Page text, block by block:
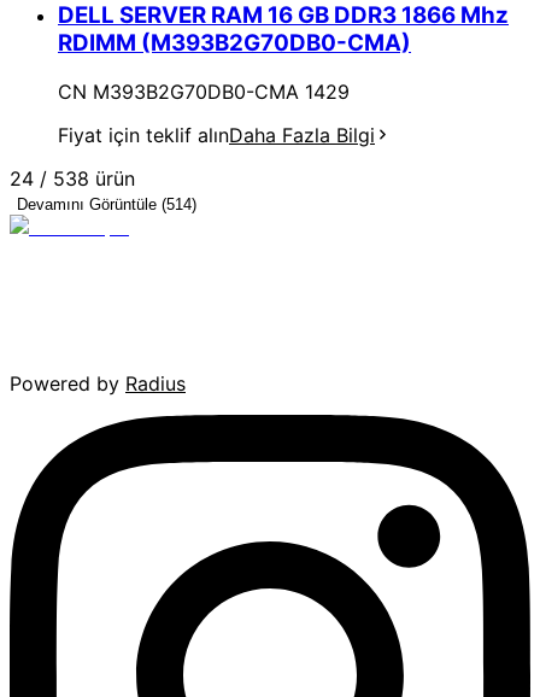
DELL SERVER RAM 16 GB DDR3 1866 Mhz
RDIMM (M393B2G70DB0-CMA)
CN M393B2G70DB0-CMA 1429
Fiyat için teklif alınDaha Fazla Bilgi
24 / 538 ürün
Devamını Görüntüle (514)
Powered by Radius